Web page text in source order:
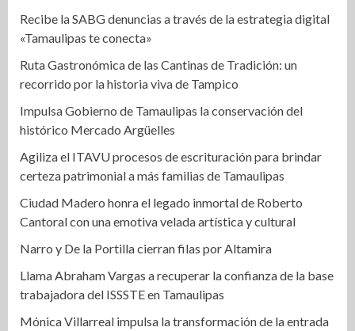
Recibe la SABG denuncias a través de la estrategia digital
«Tamaulipas te conecta»
Ruta Gastronómica de las Cantinas de Tradición: un
recorrido por la historia viva de Tampico
Impulsa Gobierno de Tamaulipas la conservación del
histórico Mercado Argüelles
Agiliza el ITAVU procesos de escrituración para brindar
certeza patrimonial a más familias de Tamaulipas
Ciudad Madero honra el legado inmortal de Roberto
Cantoral con una emotiva velada artística y cultural
Narro y De la Portilla cierran filas por Altamira
Llama Abraham Vargas a recuperar la confianza de la base
trabajadora del ISSSTE en Tamaulipas
Mónica Villarreal impulsa la transformación de la entrada